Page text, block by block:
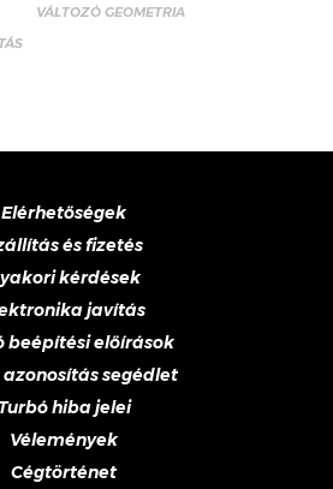
VÁLTOZÓ GEOMETRIA
Elérhetőségek
és fizetés
kérdések
javítás
beépítési előírások
azonosítás segédlet
Turbó hiba jelei
Vélemények
Cégtörténet